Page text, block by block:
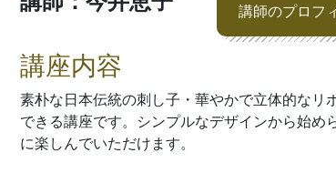
講師のプロフ
講座内容
素朴な日本伝統の刺し子・華やかで立体的なリ
できる講座です。シンプルなデザインから始め
に楽しんでいただけます。